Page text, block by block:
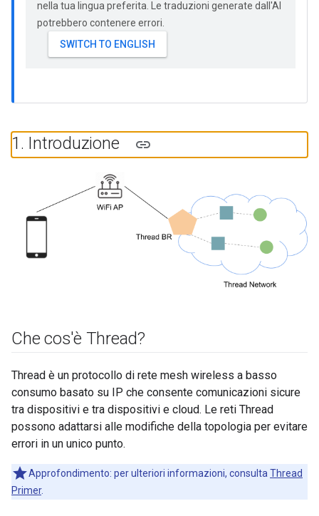
nella tua lingua preferita. Le traduzioni generate dall'AI
potrebbero contenere errori.
1. Introduzione
Che cos'è Thread?
Thread è un protocollo di rete mesh wireless a basso
consumo basato su IP che consente comunicazioni sicure
tra dispositivi e tra dispositivi e cloud. Le reti Thread
possono adattarsi alle modifiche della topologia per evitare
errori in un unico punto.
Approfondimento: per ulteriori informazioni, consulta Thread
Primer.